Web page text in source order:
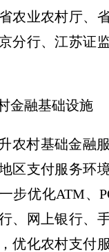
省农业农村厅、
分行、江苏证
金融基础设施
农村基础金融
区支付服务环
步优化ATM、
、网上银行、
优化农村支付